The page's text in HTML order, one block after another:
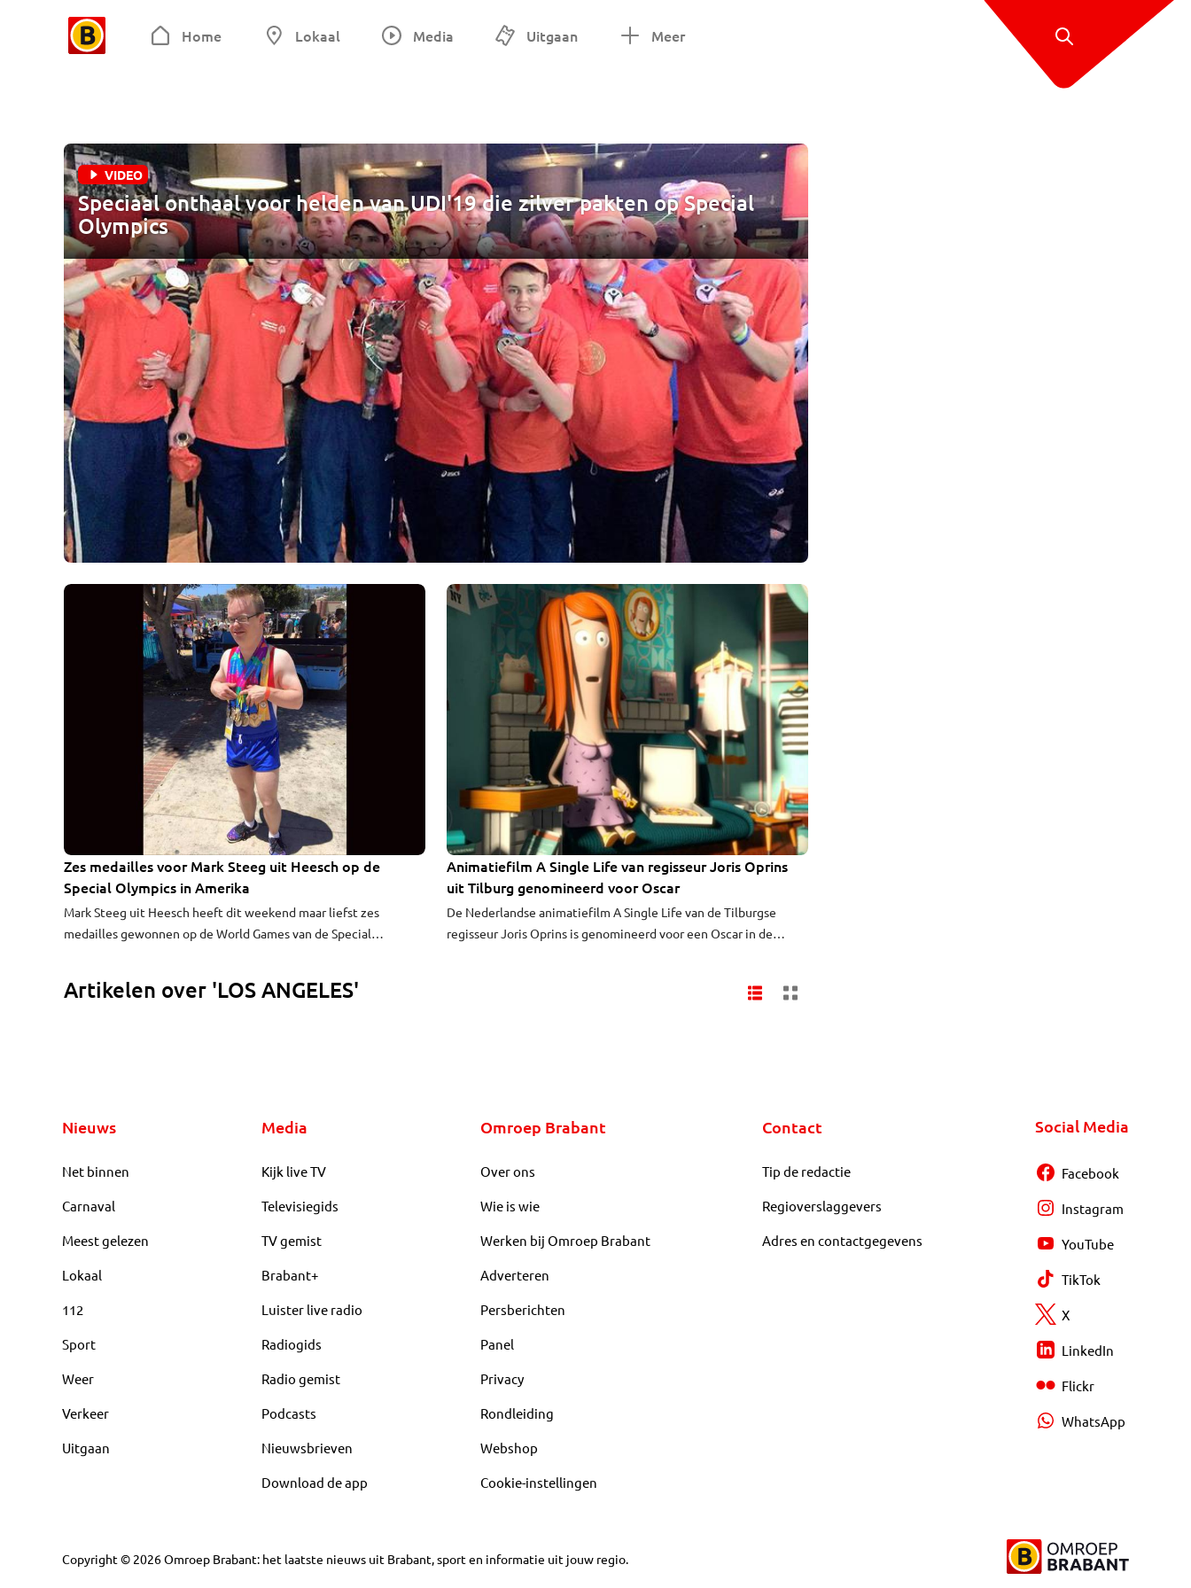
Home Lokaal Media Uitgaan Meer
VIDEO
Speciaal onthaal voor helden van UDI'19 die zilver pakten op Special
Olympics
Zes medailles voor Mark Steeg uit Heesch op de
Special Olympics in Amerika
Mark Steeg uit Heesch heeft dit weekend maar liefst zes
medailles gewonnen op de World Games van de Special
Animatiefilm A Single Life van regisseur Joris Oprins
uit Tilburg genomineerd voor Oscar
De Nederlandse animatiefilm A Single Life van de Tilburgse
regisseur Joris Oprins is genomineerd voor een Oscar in de
voor de 24 verschillende categorieën. De film werd naast Oprins
Artikelen over 'LOS ANGELES'
Nieuws
Net binnen
Carnaval
Meest gelezen
Lokaal
112
Sport
Weer
Verkeer
Uitgaan
Media
Kijk live TV
Televisiegids
TV gemist
Brabant+
Luister live radio
Radiogids
Radio gemist
Podcasts
Nieuwsbrieven
Download de app
Omroep Brabant
Over ons
Wie is wie
Werken bij Omroep Brabant
Adverteren
Persberichten
Panel
Privacy
Rondleiding
Webshop
Cookie-instellingen
Contact
Tip de redactie
Regioverslaggevers
Adres en contactgegevens
Social Media
Facebook
Instagram
YouTube
TikTok
X
LinkedIn
Flickr
WhatsApp
Copyright © 2026Omroep Brabant: het laatste nieuws uit Brabant, sport en informatie uit jouw regio.